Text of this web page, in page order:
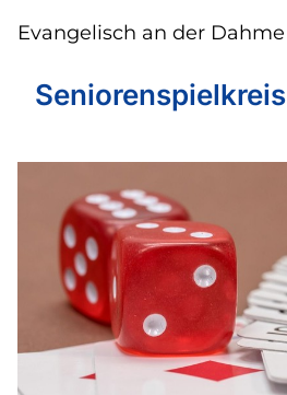
Evangelisch an der Dahme
Seniorenspielkreis